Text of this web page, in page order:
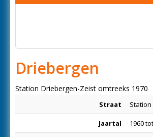
Driebergen
Station Driebergen-Zeist omtreeks 1970
Straat Station
Jaartal 1960